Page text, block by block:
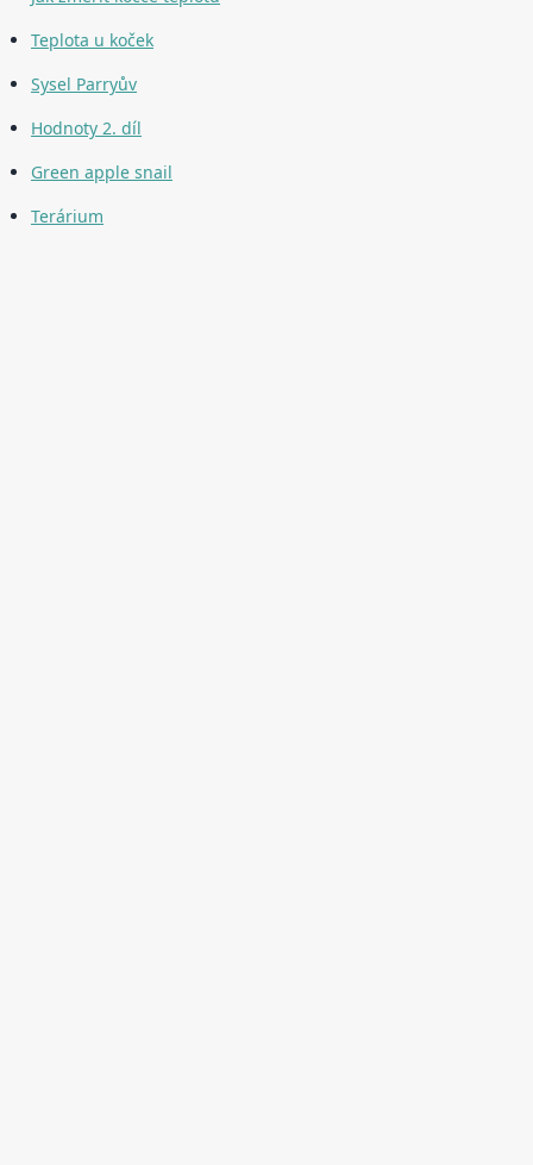
Teplota u koček
Sysel Parryův
Hodnoty 2. díl
Green apple snail
Terárium